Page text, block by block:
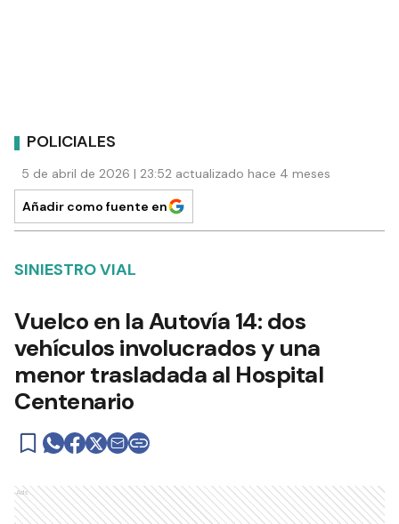
POLICIALES
5 de abril de 2026 | 23:52 actualizado hace 4 meses
Añadir como fuente en
SINIESTRO VIAL
Vuelco en la Autovía 14: dos
vehículos involucrados y una
menor trasladada al Hospital
Centenario
Ads